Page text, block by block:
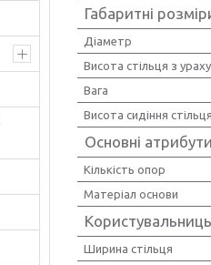
Габаритні
Діаметр
Висота стільця з
Вага
Висота сидіння стільця
Основні атрибути
Кількість опор
Матеріал основи
Ширина стільця